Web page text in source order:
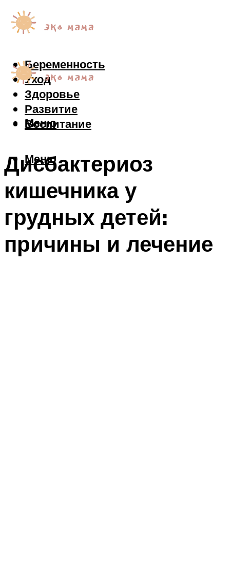
Беременность
Уход
Здоровье
Развитие
Воспитание
Меню
Меню
Дисбактериоз
кишечника у
грудных детей:
причины и лечение